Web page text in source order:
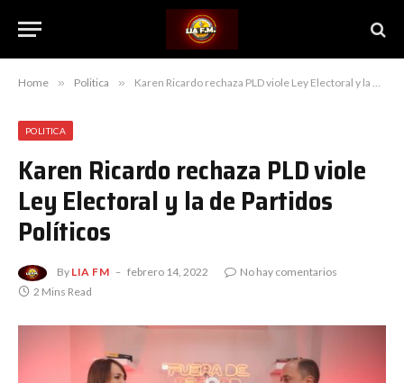
Home » Politica » Karen Ricardo rechaza PLD viole Ley Electoral y la de Partidos Políticos
POLITICA
Karen Ricardo rechaza PLD viole
Ley Electoral y la de Partidos
Políticos
By LIA FM febrero 14, 2022
No hay comentarios
2 Mins Read